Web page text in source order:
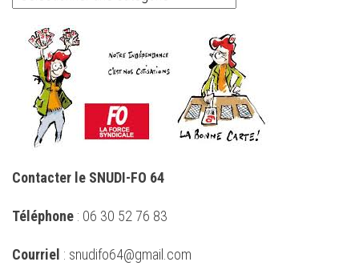
Contacter le SNUDI-FO 64
Téléphone : 06 30 52 76 83
Courriel : snudifo64@gmail.com